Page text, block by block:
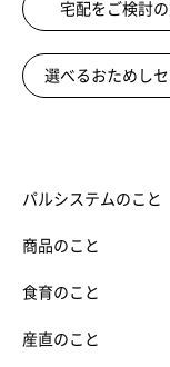
宅配をご検討
選べるおためしセ
パルシステムのこと
商品のこと
食育のこと
産直のこと